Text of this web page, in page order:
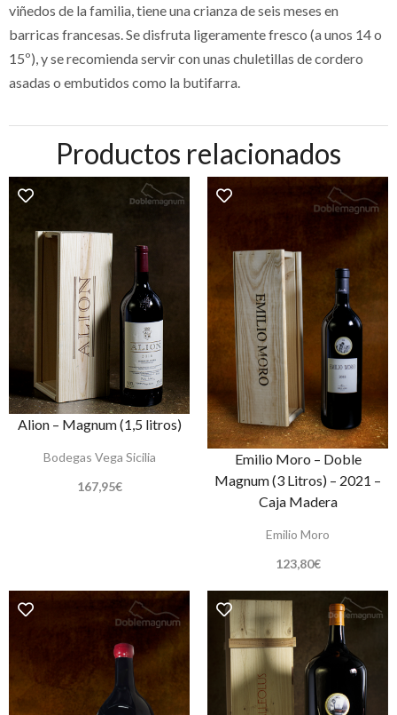
viñedos de la familia, tiene una crianza de seis meses en
barricas francesas. Se disfruta ligeramente fresco (a unos 14 o
15º), y se recomienda servir con unas chuletillas de cordero
asadas o embutidos como la butifarra.
Productos relacionados
Alion – Magnum (1,5 litros)
Bodegas Vega Sicilia
167,95€
Emilio Moro – Doble
Magnum (3 Litros) – 2021 –
Caja Madera
Emilio Moro
123,80€